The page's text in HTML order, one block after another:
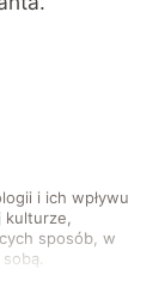
i ich wpływu
kulturze,
sposób, w